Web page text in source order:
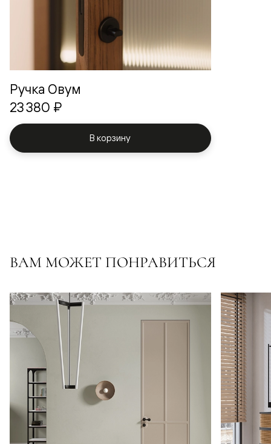
Ручка Овум
23 380 ₽
В корзину
ВАМ МОЖЕТ ПОНРАВИТЬСЯ